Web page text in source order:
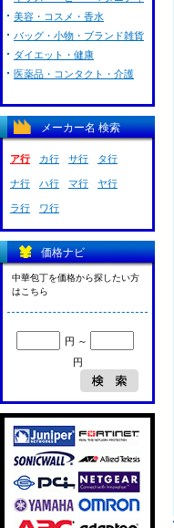
美容・コスメ・香水
バッグ・小物・ブランド雑貨
ダイエット・健康
医薬品・コンタクト・介護
メーカー名 検索
ア行 カ行 サ行 タ行
ナ行 ハ行 マ行 ヤ行
ラ行 ワ行
価格ナビ
中華包丁を価格から探したい方
はこちら
円 ～
円